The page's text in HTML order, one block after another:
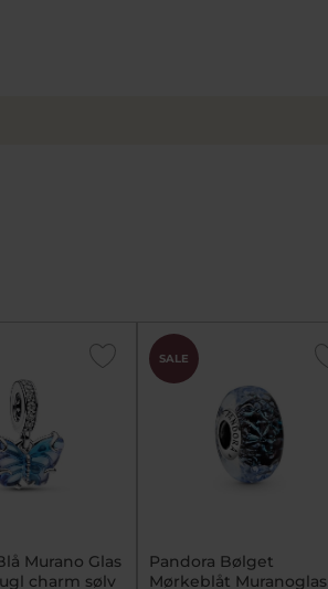
Murano Glas
charm sølv
SALE
Pandora Bølget
Mørkeblåt Muranoglas